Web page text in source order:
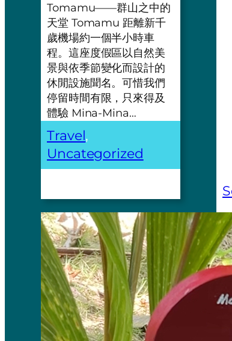
Tomamu——群山之中的
天堂 Tomamu 距離新千
歲機場約一個半小時車
程。這座度假區以自然美
景與依季節變化而設計的
休閒設施聞名。可惜我們
停留時間有限，只來得及
體驗 Mina-Mina…
Travel
Uncategorized